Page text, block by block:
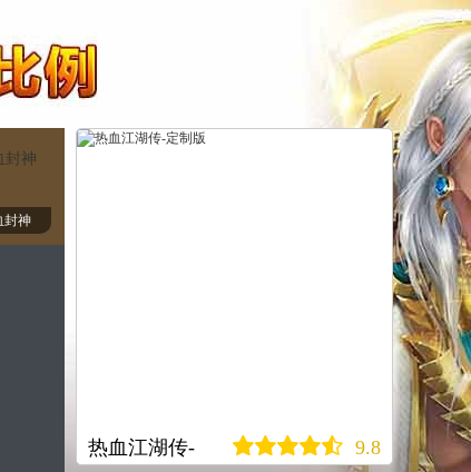
封神
热血江湖传- 9.8